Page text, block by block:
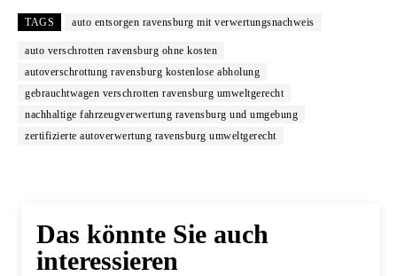
TAGS auto entsorgen ravensburg mit verwertungsnachweis
auto verschrotten ravensburg ohne kosten
autoverschrottung ravensburg kostenlose abholung
gebrauchtwagen verschrotten ravensburg umweltgerecht
nachhaltige fahrzeugverwertung ravensburg und umgebung
zertifizierte autoverwertung ravensburg umweltgerecht
Das könnte Sie auch
interessieren